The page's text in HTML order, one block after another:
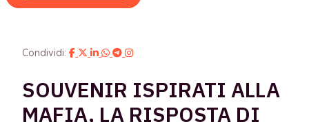
Condividi:
SOUVENIR ISPIRATI ALLA
MAFIA, LA RISPOSTA DI